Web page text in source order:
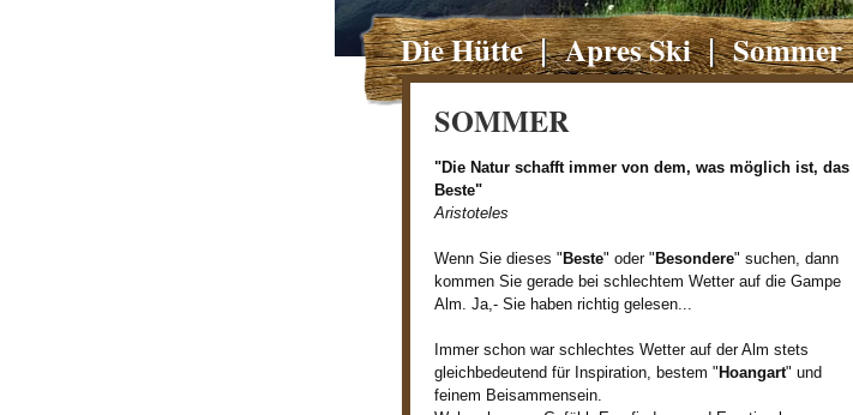
Die Hütte Apres Ski Sommer
SOMMER
"Die Natur schafft immer von dem, was möglich ist, das
Beste"
Aristoteles
Wenn Sie dieses "Beste" oder "Besondere" suchen, dann
kommen Sie gerade bei schlechtem Wetter auf die Gampe
Alm. Ja,- Sie haben richtig gelesen...
Immer schon war schlechtes Wetter auf der Alm stets
gleichbedeutend für Inspiration, bestem "Hoangart" und
feinem Beisammensein.